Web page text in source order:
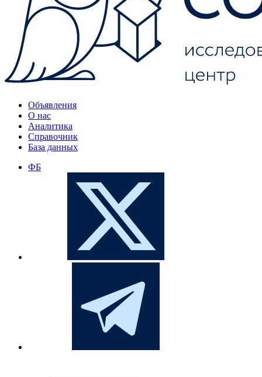
Объявления
О нас
Аналитика
Справочник
База данных
ФБ